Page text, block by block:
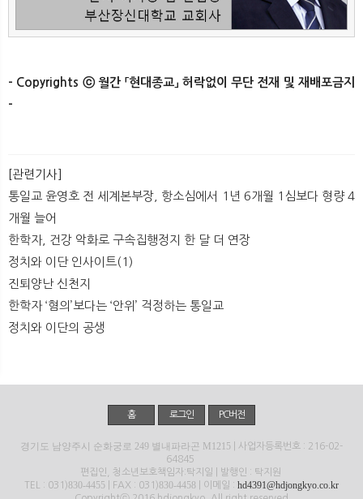
- Copyrights ⓒ 월간 「현대종교」 허락없이 무단 전재 및 재배포금지
-​
[관련기사]
통일교 윤영호 전 세계본부장, 항소심에서 1년 6개월 1심보다 형량 4
개월 늘어
한학자, 건강 악화로 구속집행정지 한 달 더 연장
정치와 이단 인사이트(1)
진퇴양난 신천지
한학자 ‘혐의’보다는 ‘안위’ 걱정하는 통일교
정치와 이단의 공생
홈 로그인 PC버전
경기도 남양주시 순화궁로 249 별내파라곤 M1215 | 사업자등록번호 : 216-02-
64845
편집인, 청소년보호책임자:탁지일 | 발행인 : 탁지원
TEL : 031)830-4455 | FAX : 031)830-4458 | 이메일 : hd4391@hdjongkyo.co.kr